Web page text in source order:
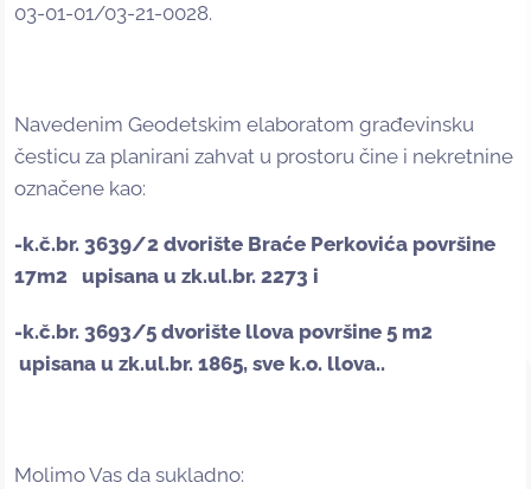
03-01-01/03-21-0028.
Navedenim Geodetskim elaboratom građevinsku
česticu za planirani zahvat u prostoru čine i nekretnine
označene kao:
-k.č.br. 3639/2 dvorište Braće Perkovića površine
17m2 upisana u zk.ul.br. 2273 i
-k.č.br. 3693/5 dvorište llova površine 5 m2
upisana u zk.ul.br. 1865, sve k.o. llova..
Molimo Vas da sukladno: